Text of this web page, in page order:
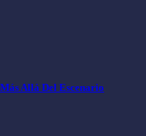
Allá Del Escenario